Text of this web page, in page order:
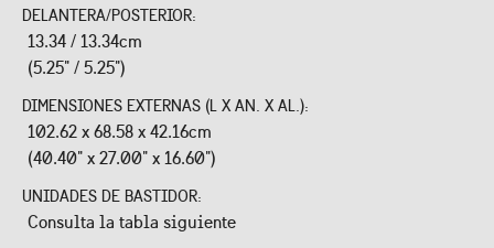
DELANTERA/POSTERIOR:
13.34 / 13.34cm
(5.25" / 5.25")
DIMENSIONES EXTERNAS (L X AN. X AL.):
102.62 x 68.58 x 42.16cm
(40.40" x 27.00" x 16.60")
UNIDADES DE BASTIDOR:
Consulta la tabla siguiente